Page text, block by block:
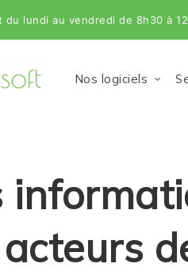
du lundi au vendredi de 8h30 à
Nos logiciels